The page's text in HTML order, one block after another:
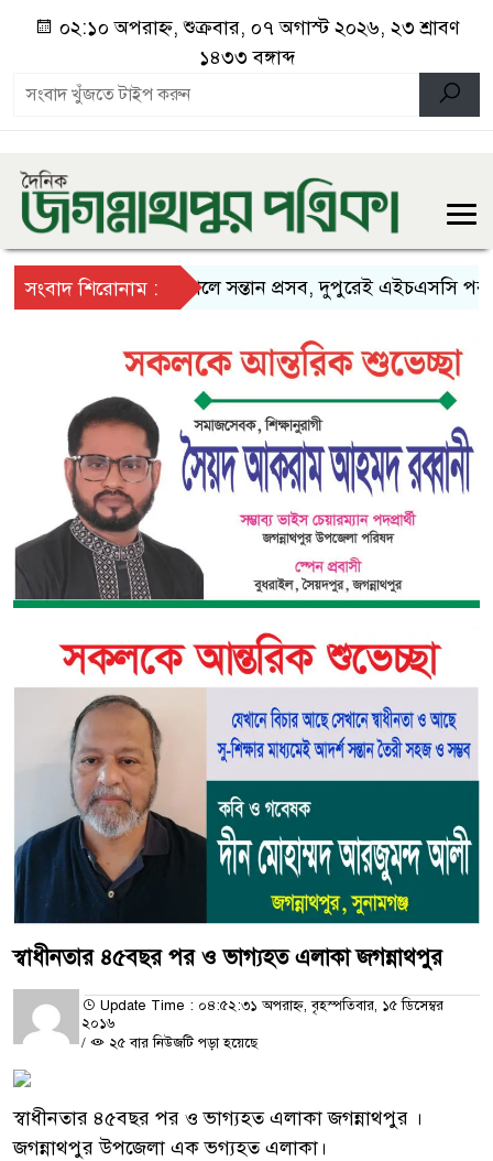
০২:১০ অপরাহ্ন, শুক্রবার, ০৭ অগাস্ট ২০২৬, ২৩ শ্রাবণ
১৪৩৩ বঙ্গাব্দ
সংবাদ শিরোনাম :সকালে সন্তান প্রসব, দুপুরেই এইচএসসি পরীক্ষায়
স্বাধীনতার ৪৫বছর পর ও ভাগ্যহত এলাকা জগন্নাথপুর
Update Time : ০৪:৫২:৩১ অপরাহ্ন, বৃহস্পতিবার, ১৫ ডিসেম্বর
২০১৬
/
২৫ বার নিউজটি পড়া হয়েছে
স্বাধীনতার ৪৫বছর পর ও ভাগ্যহত এলাকা জগন্নাথপুর ।
জগন্নাথপুর উপজেলা এক ভগ্যহত এলাকা।